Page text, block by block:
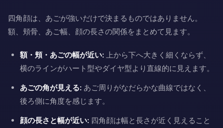
四角顔は、あごが強いだけで決まるものではありません。
額、頬骨、あご幅、顔の長さの関係をまとめて見ます。
額・頬・あごの幅が近い: 上から下へ大きく細くならず、
横のラインがハート型やダイヤ型より直線的に見えます。
あごの角が見える: あご周りがなだらかな曲線ではなく、
後ろ側に角度を感じます。
顔の長さと幅が近い: 四角顔は幅と長さが近く見えること